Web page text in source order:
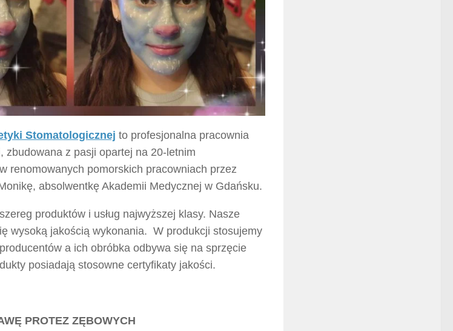
Stomatologicznej to profesjonalna pracownia
zbudowana z pasji opartej na 20-letnim
renomowanych pomorskich pracowniach przez
absolwentkę Akademii Medycznej w Gdańsku.
produktów i usług najwyższej klasy. Nasze
wysoką jakością wykonania. W produkcji stosujemy
a ich obróbka odbywa się na sprzęcie
posiadają stosowne certyfikaty jakości.
PROTEZ ZĘBOWYCH